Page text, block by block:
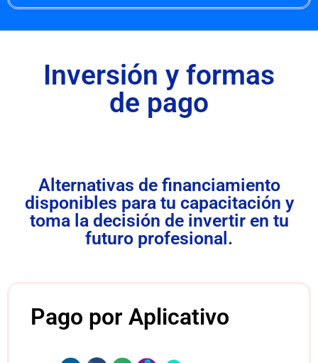
Inversión y formas
de pago
Alternativas de financiamiento
disponibles para tu capacitación y
toma la decisión de invertir en tu
futuro profesional.
Pago por Aplicativo